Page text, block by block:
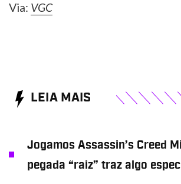
Via: VGC
LEIA MAIS
Jogamos Assassin’s Creed
pegada “raiz” traz algo